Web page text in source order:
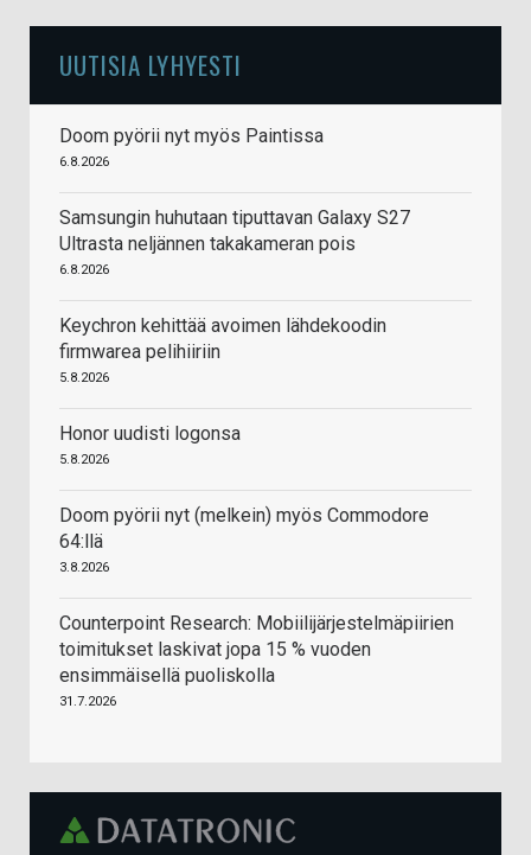
UUTISIA LYHYESTI
Doom pyörii nyt myös Paintissa
6.8.2026
Samsungin huhutaan tiputtavan Galaxy S27
Ultrasta neljännen takakameran pois
6.8.2026
Keychron kehittää avoimen lähdekoodin
firmwarea pelihiiriin
5.8.2026
Honor uudisti logonsa
5.8.2026
Doom pyörii nyt (melkein) myös Commodore
64:llä
3.8.2026
Counterpoint Research: Mobiilijärjestelmäpiirien
toimitukset laskivat jopa 15 % vuoden
ensimmäisellä puoliskolla
31.7.2026